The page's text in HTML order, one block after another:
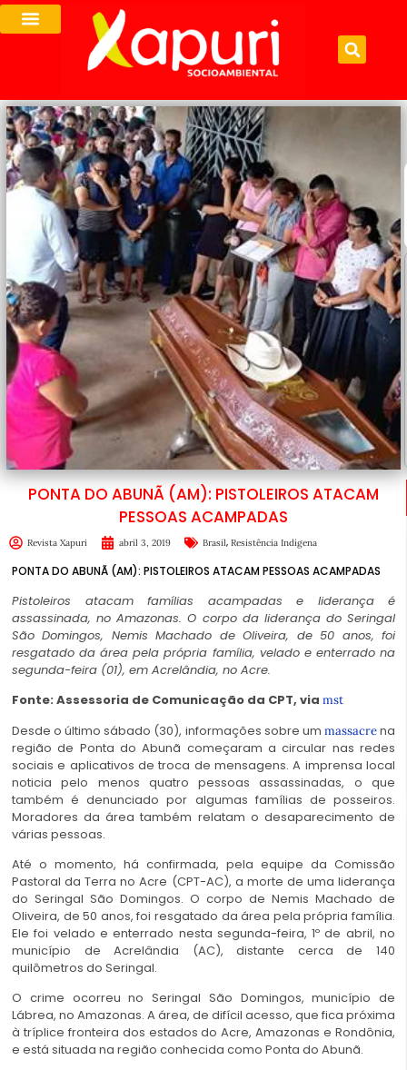
PONTA DO ABUNÃ (AM): PISTOLEIROS ATACAM
PESSOAS ACAMPADAS
Revista Xapuri abril 3, 2019 Brasil, Resistência Indígena
PONTA DO ABUNÃ (AM): PISTOLEIROS ATACAM PESSOAS ACAMPADAS
Pistoleiros atacam famílias acampadas e liderança é
assassinada, no Amazonas. O corpo da liderança do Seringal
São Domingos, Nemis Machado de Oliveira, de 50 anos, foi
resgatado da área pela própria família, velado e enterrado na
segunda-feira (01), em Acrelândia, no Acre.
Fonte: Assessoria de Comunicação da CPT, via mst
Desde o último sábado (30), informações sobre um massacrena
região de Ponta do Abunã começaram a circular nas redes
sociais e aplicativos de troca de mensagens. A imprensa local
noticia pelo menos quatro pessoas assassinadas, o que
também é denunciado por algumas famílias de posseiros.
Moradores da área também relatam o desaparecimento de
várias pessoas.
Até o momento, há confirmada, pela equipe da Comissão
Pastoral da Terra no Acre (CPT-AC), a morte de uma liderança
do Seringal São Domingos. O corpo de Nemis Machado de
Oliveira, de 50 anos, foi resgatado da área pela própria família.
Ele foi velado e enterrado nesta segunda-feira, 1º de abril, no
município de Acrelândia (AC), distante cerca de 140
quilômetros do Seringal.
O crime ocorreu no Seringal São Domingos, município de
Lábrea, no Amazonas. A área, de difícil acesso, que fica próxima
à tríplice fronteira dos estados do Acre, Amazonas e Rondônia,
e está situada na região conhecida como Ponta do Abunã.